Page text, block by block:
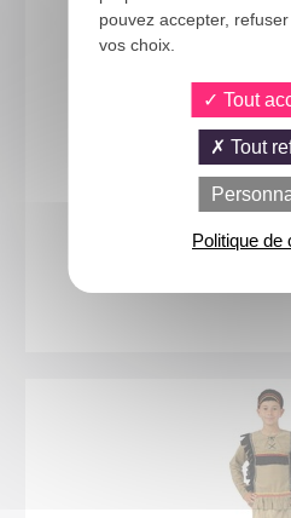
Costume indien -
pouvez accepter,
vos choix.
Tout
Tout
Politique de